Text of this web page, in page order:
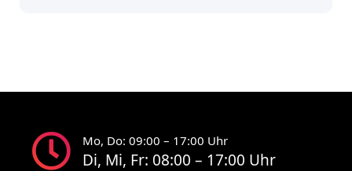
Mo, Do: 09:00 – 17:00 Uhr
Di, Mi, Fr: 08:00 – 17:00 Uhr